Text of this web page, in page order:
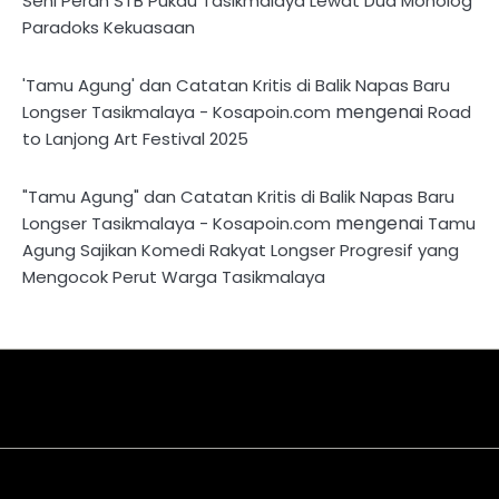
Paradoks Kekuasaan
'Tamu Agung' dan Catatan Kritis di Balik Napas Baru
Longser Tasikmalaya - Kosapoin.com mengenaiRoad
to Lanjong Art Festival 2025
"Tamu Agung" dan Catatan Kritis di Balik Napas Baru
Longser Tasikmalaya - Kosapoin.com mengenai Tamu
Agung Sajikan Komedi Rakyat Longser Progresif yang
Mengocok Perut Warga Tasikmalaya